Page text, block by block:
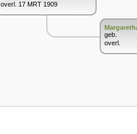
overl. 17 MRT 1909
geb.
overl.